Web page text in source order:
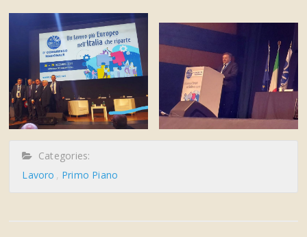
Categories:
Lavoro
Primo Piano